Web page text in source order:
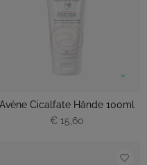
Avène Cicalfate Hände 100ml
€ 15,60